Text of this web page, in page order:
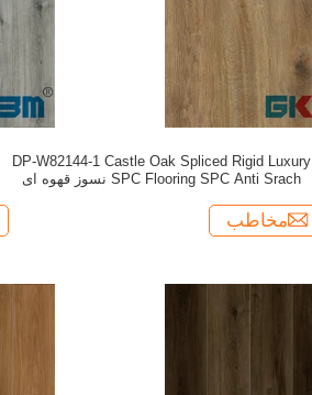
DP-W82144-1 Castle Oak Spliced ​​Rigid Luxury
SPC Flooring SPC Anti Srach نسوز قهوه ای
مخاطب